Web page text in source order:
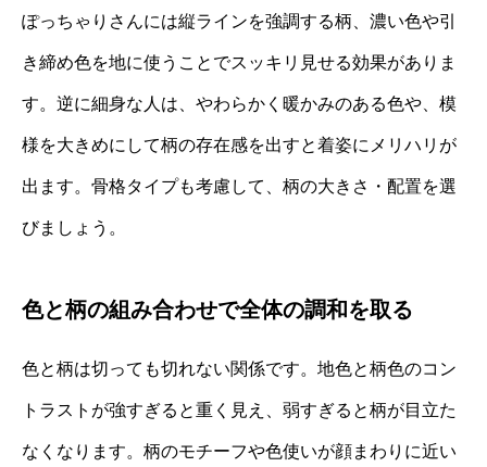
ぽっちゃりさんには縦ラインを強調する柄、濃い色や引
き締め色を地に使うことでスッキリ見せる効果がありま
す。逆に細身な人は、やわらかく暖かみのある色や、模
様を大きめにして柄の存在感を出すと着姿にメリハリが
出ます。骨格タイプも考慮して、柄の大きさ・配置を選
びましょう。
色と柄の組み合わせで全体の調和を取る
色と柄は切っても切れない関係です。地色と柄色のコン
トラストが強すぎると重く見え、弱すぎると柄が目立た
なくなります。柄のモチーフや色使いが顔まわりに近い